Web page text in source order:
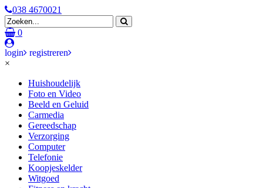
038 4670021
0
login
registreren
×
Huishoudelijk
Foto en Video
Beeld en Geluid
Carmedia
Gereedschap
Verzorging
Computer
Telefonie
Koopjeskelder
Witgoed